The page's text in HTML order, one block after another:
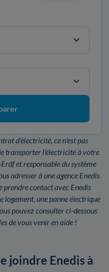
d'électricité, ce n'est pas
transporter l'électricité à votre
et responsable du système
adresser à une agence Enedis
prendre contact avec Enedis
logement, une panne électrique
pouvez consulter ci-dessous
de vous venir en aide !
joindre Enedis à